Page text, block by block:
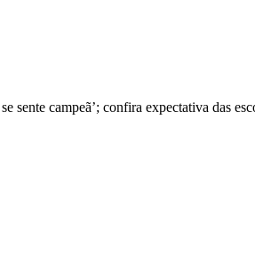
sente campeã’; confira expectativa das